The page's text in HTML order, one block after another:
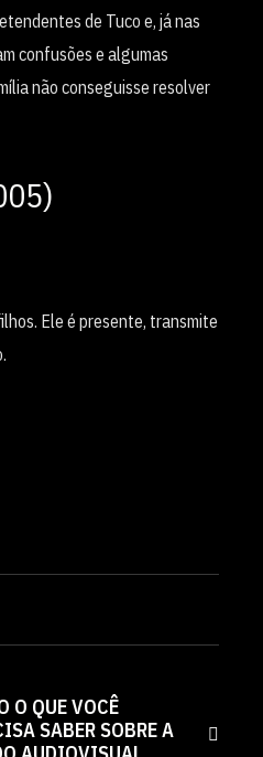
de Tuco e, já nas
confusões e algumas
não conseguisse resolver
Ele é presente, transmite
O QUE VOCÊ
SABER SOBRE A